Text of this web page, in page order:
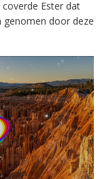
coverde Ester dat
door deze